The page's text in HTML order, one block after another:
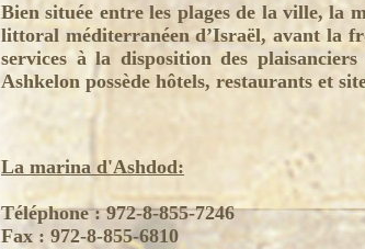
Bien située entre les plages de la ville, la
littoral méditerranéen d’Israël, avant la
services à la disposition des
Ashkelon possède hôtels, restaurants et
La marina d'Ashdod:
Téléphone : 972-8-855-7246
Fax : 972-8-855-6810